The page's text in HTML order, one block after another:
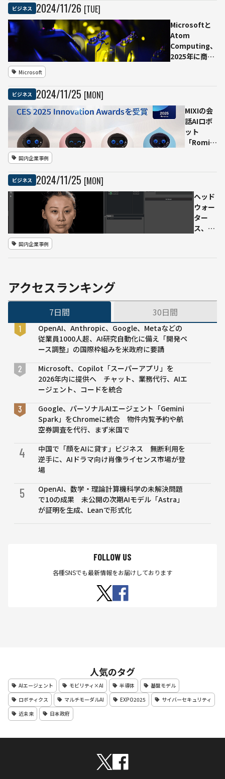
屋内
わず
実現
ビジネス 2024/11/26 [TUE]
Microsoftと
Atom
Computing、
2025年に商用
Microsoft
ビジネス 2024/11/25 [MON]
MIXIの会
話AIロボ
ット
「Romi」
ョンアワ
ードを受
国内企業事例
ビジネス 2024/11/25 [MON]
ヘッド
ウォー
ター
ス、
ヒュー
ービス
国内企業事例
アクセスランキング
7日間 30日間
OpenAI、Anthropic、Google、Metaなどの
従業員1000人超、AI研究自動化に備え「開発ペ
ース調整」の国際枠組みを米政府に要請
Microsoft、Copilot「スーパーアプリ」を
2026年内に提供へ チャット、業務代行、AIエ
ージェント、コードを統合
Google、パーソナルAIエージェント「Gemini
Spark」をChromeに統合 物件内覧予約や航
空券調査を代行、まず米国で
4
中国で「顔をAIに貸す」ビジネス 無断利用を
逆手に、AIドラマ向け肖像ライセンス市場が登
場
5
OpenAI、数学・理論計算機科学の未解決問題
で10の成果 未公開の次期AIモデル「Astra」
が証明を生成、Leanで形式化
FOLLOW US
各種SNSでも最新情報をお届けしております
人気のタグ
AIエージェント モビリティ×AI 半導体
基盤モデル
ロボティクス
マルチモーダルAI EXPO2025
サイバーセキュリティ
近未来
日本政府